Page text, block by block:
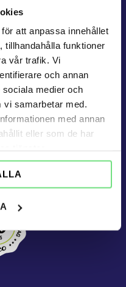
att anpassa innehållet
tillhandahålla funktioner
vår trafik. Vi
och annan
medier och
vi samarbetar med.
med annan
eller som de har